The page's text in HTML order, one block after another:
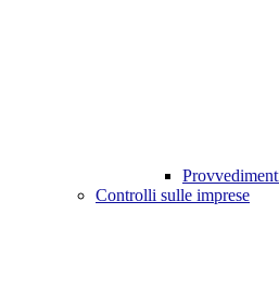
Controlli sulle imprese